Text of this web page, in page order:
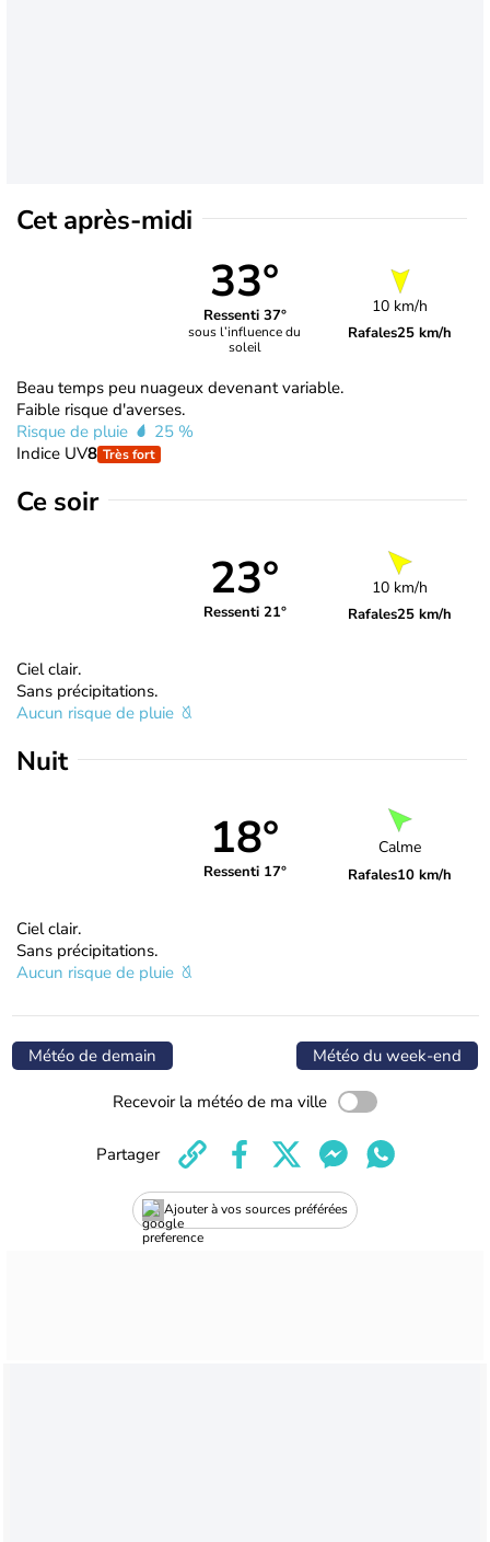
Cet après-midi
33°
Ressenti 37°
sous l’influence du
soleil
10 km/h
Rafales25 km/h
Beau temps peu nuageux devenant variable.
Faible risque d'averses.
Risque de pluie
25 %
Indice UV8 Très fort
Ce soir
23°
Ressenti 21°
10 km/h
Rafales25 km/h
Ciel clair.
Sans précipitations.
Aucun risque de pluie
Nuit
18°
Ressenti 17°
Calme
Rafales10 km/h
Ciel clair.
Sans précipitations.
Aucun risque de pluie
Météo de demain Météo du week-end
Recevoir la météo de ma ville
Ajouter à vos sources préférées
Partager